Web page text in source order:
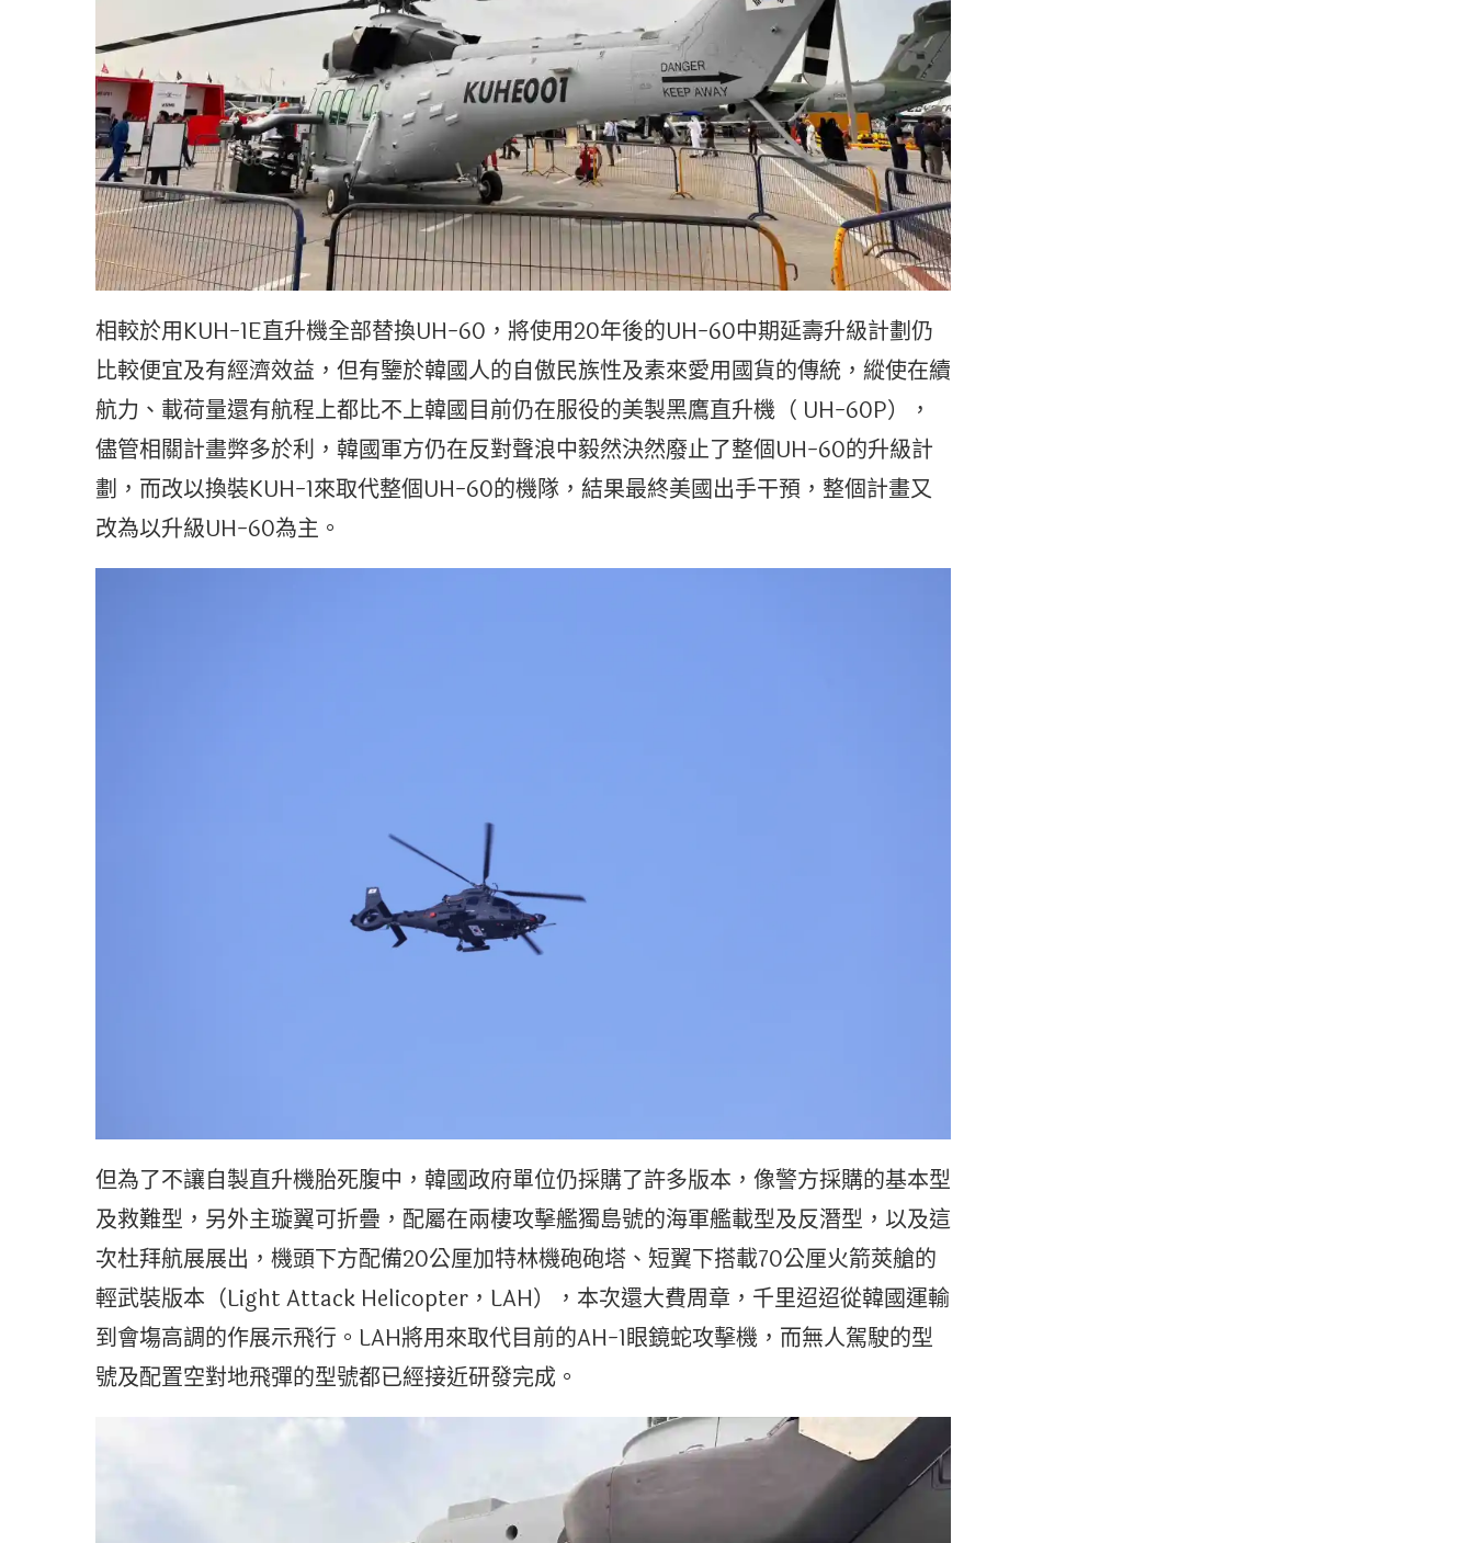
相較於用KUH-1E直升機全部替換UH-60，將使用20年後的UH-60中期延壽升級計劃仍
比較便宜及有經濟效益，但有鑒於韓國人的自傲民族性及素來愛用國貨的傳統，縱使在續
航力、載荷量還有航程上都比不上韓國目前仍在服役的美製黑鷹直升機（ UH-60P），
儘管相關計畫弊多於利，韓國軍方仍在反對聲浪中毅然決然廢止了整個UH-60的升級計
劃，而改以換裝KUH-1來取代整個UH-60的機隊，結果最終美國出手干預，整個計畫又
改為以升級UH-60為主。
但為了不讓自製直升機胎死腹中，韓國政府單位仍採購了許多版本，像警方採購的基本型
及救難型，另外主璇翼可折疊，配屬在兩棲攻擊艦獨島號的海軍艦載型及反潛型，以及這
次杜拜航展展出，機頭下方配備20公厘加特林機砲砲塔、短翼下搭載70公厘火箭莢艙的
輕武裝版本（Light Attack Helicopter，LAH），本次還大費周章，千里迢迢從韓國運輸
到會塲高調的作展示飛行。LAH將用來取代目前的AH-1眼鏡蛇攻擊機，而無人駕駛的型
號及配置空對地飛彈的型號都已經接近研發完成。